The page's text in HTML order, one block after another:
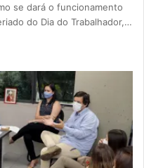
se dará o funcionamento
do Dia do Trabalhador,…